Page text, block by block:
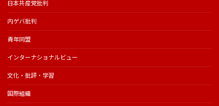
日本共産党批判
内ゲバ批判
青年同盟
インターナショナルビュー
文化・批評・学習
国際組織